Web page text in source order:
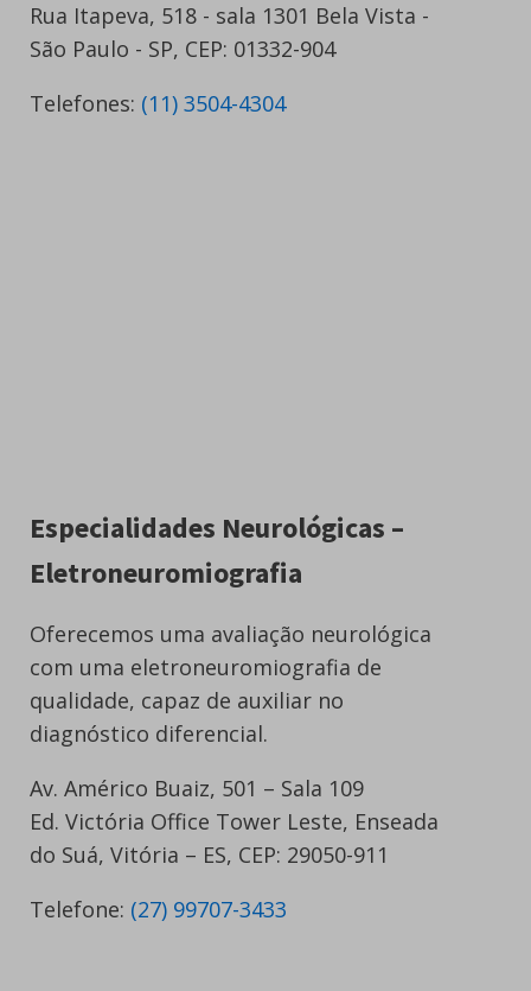
Rua Itapeva, 518 - sala 1301 Bela Vista -
São Paulo - SP, CEP: 01332-904
Telefones: (11) 3504-4304
Especialidades Neurológicas –
Eletroneuromiografia
Oferecemos uma avaliação neurológica
com uma eletroneuromiografia de
qualidade, capaz de auxiliar no
diagnóstico diferencial.
Av. Américo Buaiz, 501 – Sala 109
Ed. Victória Office Tower Leste, Enseada
do Suá, Vitória – ES, CEP: 29050-911
Telefone: (27) 99707-3433